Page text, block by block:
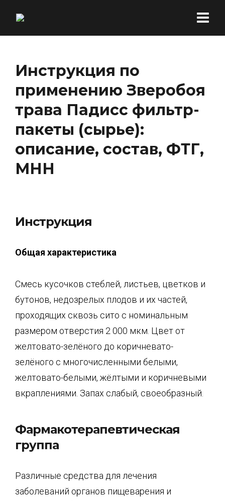
Инструкция по
применению Зверобоя
трава Падисс фильтр-
пакеты (сырье):
описание, состав, ФТГ,
МНН
Инструкция
Общая характеристика
Смесь кусочков стеблей, листьев, цветков и
бутонов, недозрелых плодов и их частей,
проходящих сквозь сито с номинальным
размером отверстия 2 000 мкм. Цвет от
желтовато-зелёного до коричневато-
зелёного с многочисленными белыми,
желтовато-белыми, жёлтыми и коричневыми
вкраплениями. Запах слабый, своеобразный.
Фармакотерапевтическая
группа
Различные средства для лечения
заболеваний органов пищеварения и